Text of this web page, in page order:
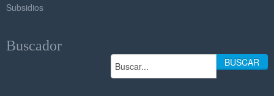
Subsidios
Buscador
BUSCAR